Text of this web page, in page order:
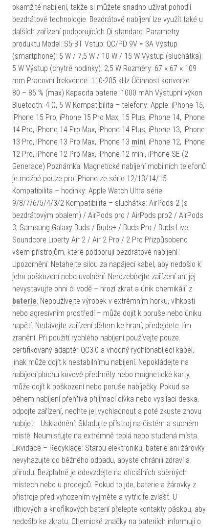
okamžité nabíjení, takže si můžete snadno užívat pohodlí
bezdrátové technologie. Bezdrátové nabíjení lze využít také u
dalších zařízení podporujících Qi standard. Parametry
produktu Model: S5-BT Vstup: QC/PD 9V = 3A Výstup
(smartphone): 5 W / 7,5 W / 10 W / 15 W Výstup (sluchátka):
5 W Výstup (chytré hodinky): 2,5 W Rozměry: 67 × 67 × 109
mm Pracovní frekvence: 110-205 kHz Účinnost konverze:
80 – 85 % (max) Kapacita baterie: 1000 mAh Výstupní výkon
Bluetooth: 4 Ω, 5 W Kompatibilita – telefony: Apple: iPhone 15,
iPhone 15 Pro, iPhone 15 Pro Max, 15 Plus, iPhone 14, iPhone
14 Pro, iPhone 14 Pro Max, iPhone 14 Plus, iPhone 13, iPhone
13 Pro, iPhone 13 Pro Max, iPhone 13 mini, iPhone 12, iPhone
12 Pro, iPhone 12 Pro Max, iPhone 12 mini, iPhone SE (2
Generace) Poznámka: Magnetické nabíjení mobilních telefonů
je možné pouze pro iPhone ze série 12/13/14/15.
Kompatibilita – hodinky: Apple Watch Ultra série
9/8/7/6/5/4/3/2 Kompatibilita – sluchátka: AirPods 2 (s
bezdrátovým obalem) / AirPods pro / AirPods pro2 / AirPods
3; Samsung Galaxy Buds / Buds+ / Buds Pro / Buds Live;
Soundcore Liberty Air 2 / Air 2 Pro / 2 Pro Přizpůsobeno
všem přístrojům, které podporují bezdrátové nabíjení.
Upozornění: Netahejte silou za napájecí kabel, aby nedošlo k
jeho poškození nebo uvolnění. Nerozebírejte zařízení ani jej
nevystavujte ohni či vodě – hrozí zkrat a únik chemikálií z
baterie . Nepoužívejte výrobek v extrémním horku, vlhkosti
nebo agresivním prostředí – může dojít k poruše nebo úniku
napětí. Nedávejte zařízení dětem ke hraní, předejdete tím
zranění. Při použití rychlého nabíjení používejte pouze
certifikovaný adaptér QC3.0 a vhodný rychlonabíjecí kabel,
jinak může dojít k nestabilnímu nabíjení. Nepokládejte na
nabíjecí plochu kovové předměty nebo magnetické karty,
může dojít k poškození nebo poruše nabíječky. Pokud se
během nabíjení přehřívá přijímací cívka nebo vysílací deska,
odpojte zařízení, nechte jej vychladnout a poté zkuste znovu
nabíjet. Uskladnění: Skladujte přístroj na čistém a suchém
místě. Neumisťujte na extrémně teplá nebo studená místa.
Likvidace – Recyklace: Starou elektroniku, baterie ani žárovky
nevyhazujte do běžného odpadu, abyste chránili zdraví a
přírodu. Bezplatně je odevzdejte na oficiálních sběrných
místech nebo u prodejců. Pokud to jde, baterie a žárovky z
přístroje před vyhozením vyjměte a vytřiďte zvlášť. U
lithiových a knoflíkových baterií přelepte kontakty páskou, aby
nedošlo ke zkratu. Chemické značky na bateriích informují o